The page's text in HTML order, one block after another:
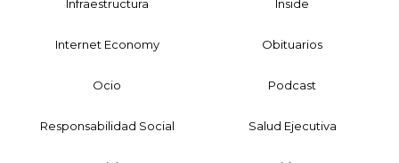
Infraestructura Inside
Internet Economy Obituarios
Ocio Podcast
Responsabilidad Social Salud Ejecutiva